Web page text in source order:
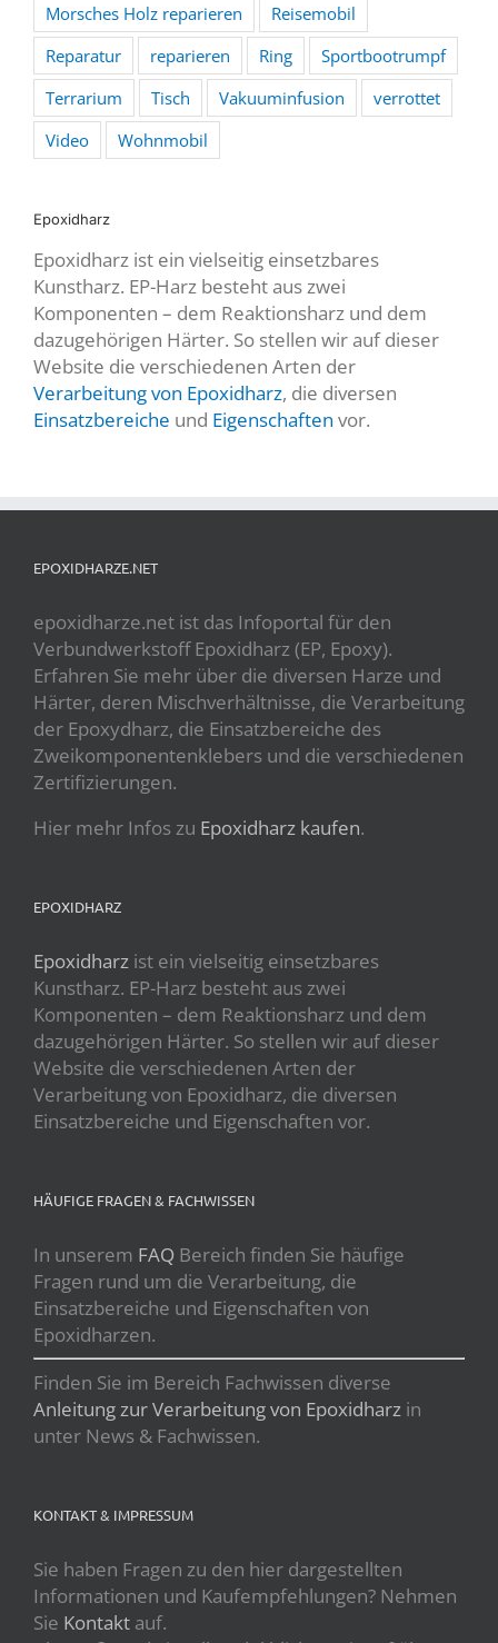
Morsches Holz reparieren
Reisemobil
Reparatur
reparieren Ring
Sportbootrumpf
Terrarium
Tisch Vakuuminfusion
verrottet
Video
Wohnmobil
Epoxidharz
Epoxidharz ist ein vielseitig einsetzbares
Kunstharz. EP-Harz besteht aus zwei
Komponenten – dem Reaktionsharz und dem
dazugehörigen Härter. So stellen wir auf dieser
Website die verschiedenen Arten der
Verarbeitung von Epoxidharz, die diversen
Einsatzbereiche und Eigenschaften vor.
EPOXIDHARZE.NET
epoxidharze.net ist das Infoportal für den
Verbundwerkstoff Epoxidharz (EP, Epoxy).
Erfahren Sie mehr über die diversen Harze und
Härter, deren Mischverhältnisse, die Verarbeitung
der Epoxydharz, die Einsatzbereiche des
Zweikomponentenklebers und die verschiedenen
Zertifizierungen.
Hier mehr Infos zu Epoxidharz kaufen.
EPOXIDHARZ
Epoxidharz ist ein vielseitig einsetzbares
Kunstharz. EP-Harz besteht aus zwei
Komponenten – dem Reaktionsharz und dem
dazugehörigen Härter. So stellen wir auf dieser
Website die verschiedenen Arten der
Verarbeitung von Epoxidharz, die diversen
Einsatzbereiche und Eigenschaften vor.
HÄUFIGE FRAGEN & FACHWISSEN
In unserem FAQ Bereich finden Sie häufige
Fragen rund um die Verarbeitung, die
Einsatzbereiche und Eigenschaften von
Epoxidharzen.
Finden Sie im Bereich Fachwissen diverse
Anleitung zur Verarbeitung von Epoxidharz in
unter News & Fachwissen.
KONTAKT & IMPRESSUM
Sie haben Fragen zu den hier dargestellten
Informationen und Kaufempfehlungen? Nehmen
Sie Kontakt auf.